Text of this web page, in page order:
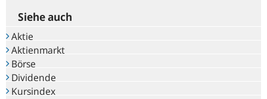
Siehe auch
Aktie
Aktienmarkt
Börse
Dividende
Kursindex